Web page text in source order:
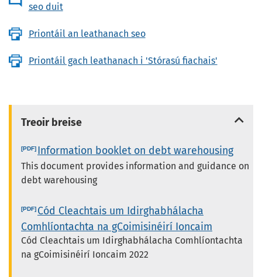
seo duit
Priontáil an leathanach seo
Priontáil gach leathanach i 'Stórasú fiachais'
Treoir breise
Information booklet on debt warehousing
This document provides information and guidance on
debt warehousing
Cód Cleachtais um Idirghabhálacha
Comhlíontachta na gCoimisinéirí Ioncaim
Cód Cleachtais um Idirghabhálacha Comhlíontachta
na gCoimisinéirí Ioncaim 2022